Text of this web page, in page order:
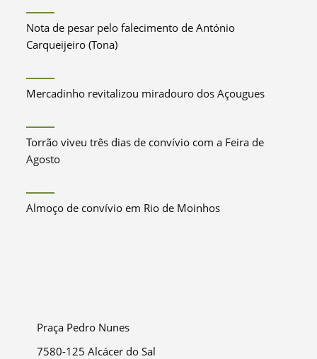
Nota de pesar pelo falecimento de António
Carqueijeiro (Tona)
Mercadinho revitalizou miradouro dos Açougues
Torrão viveu três dias de convívio com a Feira de
Agosto
Almoço de convívio em Rio de Moinhos
Praça Pedro Nunes
7580-125 Alcácer do Sal